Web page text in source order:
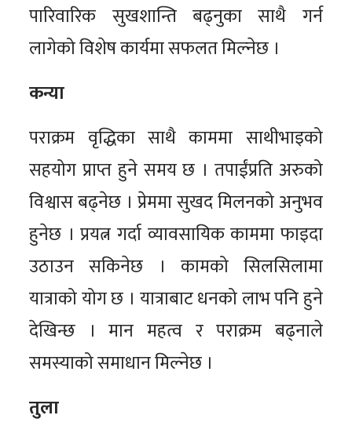
पारिवारिक सुखशान्ति बढ्नुका साथै गर्न
लागेको विशेष कार्यमा सफलत मिल्नेछ ।
कन्या
पराक्रम वृद्धिका साथै काममा साथीभाइको
सहयोग प्राप्त हुने समय छ । तपाईंप्रति अरुको
विश्वास बढ्नेछ । प्रेममा सुखद मिलनको अनुभव
हुनेछ । प्रयत्न गर्दा व्यावसायिक काममा फाइदा
उठाउन सकिनेछ । कामको सिलसिलामा
यात्राको योग छ । यात्राबाट धनको लाभ पनि हुने
देखिन्छ । मान महत्व र पराक्रम बढ्नाले
समस्याको समाधान मिल्नेछ ।
तुला